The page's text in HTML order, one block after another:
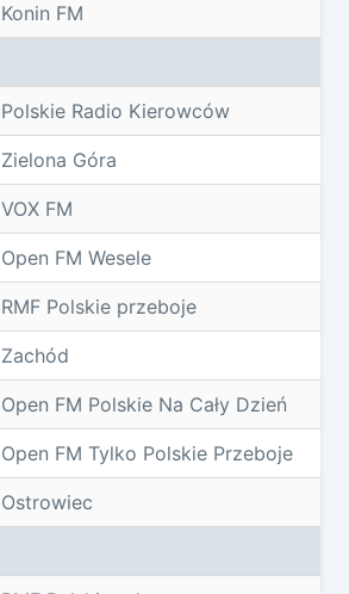
Konin FM
Polskie Radio Kierowców
Zielona Góra
VOX FM
Open FM Wesele
RMF Polskie przeboje
Zachód
Open FM Polskie Na Cały Dzień
Open FM Tylko Polskie Przeboje
Ostrowiec